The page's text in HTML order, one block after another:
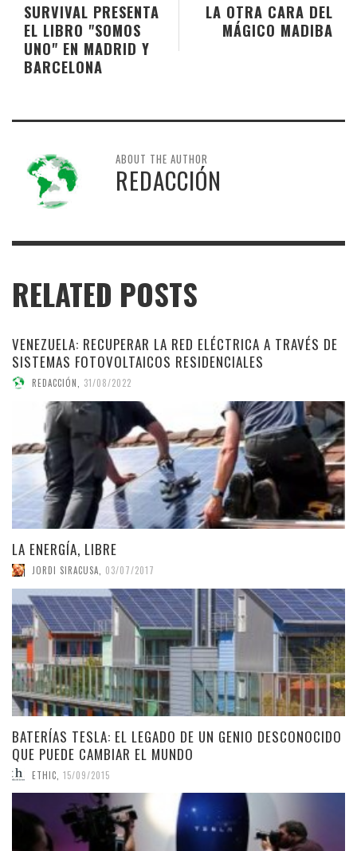
LA OTRA CARA DEL
MÁGICO MADIBA
SURVIVAL PRESENTA
EL LIBRO "SOMOS
UNO" EN MADRID Y
BARCELONA
ABOUT THE AUTHOR
REDACCIÓN
RELATED POSTS
VENEZUELA: RECUPERAR LA RED ELÉCTRICA A TRAVÉS DE
SISTEMAS FOTOVOLTAICOS RESIDENCIALES
REDACCIÓN 31/08/2022
LA ENERGÍA, LIBRE
JORDI SIRACUSA 03/07/2017
BATERÍAS TESLA: EL LEGADO DE UN GENIO DESCONOCIDO
QUE PUEDE CAMBIAR EL MUNDO
ETHIC 15/09/2015